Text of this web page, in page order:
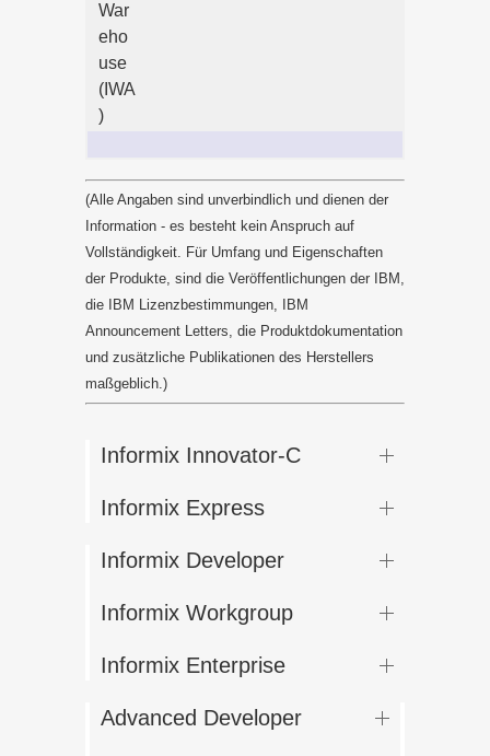
War
eho
use
(IWA
)
(Alle Angaben sind unverbindlich und dienen der
Information - es besteht kein Anspruch auf
Vollständigkeit. Für Umfang und Eigenschaften
der Produkte, sind die Veröffentlichungen der IBM,
die IBM Lizenzbestimmungen, IBM
Announcement Letters, die Produktdokumentation
und zusätzliche Publikationen des Herstellers
maßgeblich.)
Informix Innovator-C
Informix Express
Informix Developer
Informix Workgroup
Informix Enterprise
Advanced Developer